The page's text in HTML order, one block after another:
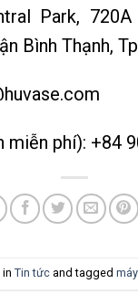
Park,
Bình Thạnh,
phí): +84
Tin tức and tagged